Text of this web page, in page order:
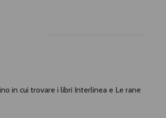
in cui trovare i libri Interlinea e Le rane